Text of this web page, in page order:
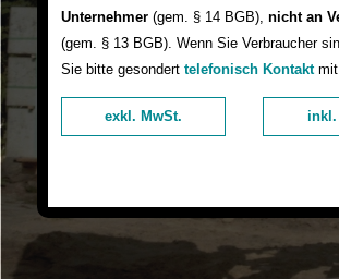
Unternehmer (gem. § 14 BGB), nicht an
(gem. § 13 BGB). Wenn Sie Verbraucher
Sie bitte gesondert telefonisch Kontaktmit
exkl. MwSt. inkl.